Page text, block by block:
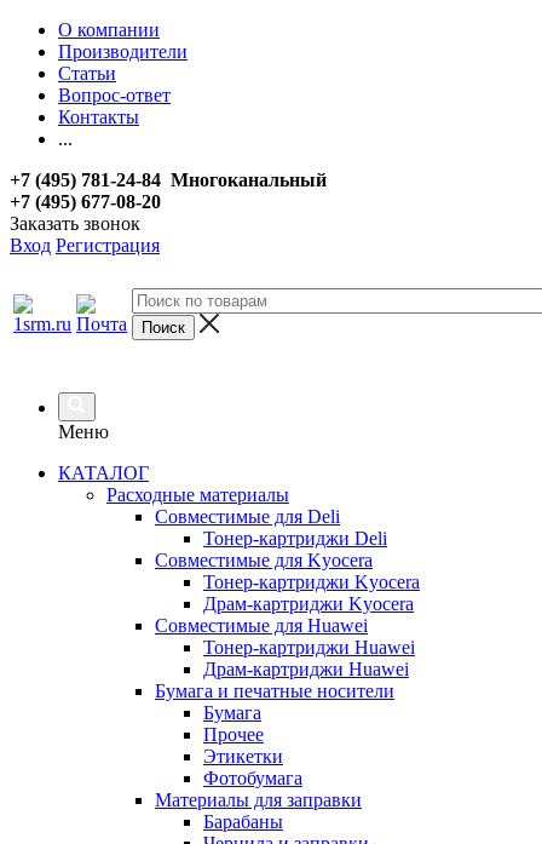
О компании
Производители
Статьи
Вопрос-ответ
Контакты
...
+7 (495) 781-24-84 Многоканальный
+7 (495) 677-08-20
Заказать звонок
Вход Регистрация
Меню
КАТАЛОГ
Расходные материалы
Совместимые для Deli
Тонер-картриджи Deli
Совместимые для Kyocera
Тонер-картриджи Kyocera
Драм-картриджи Kyocera
Совместимые для Huawei
Тонер-картриджи Huawei
Драм-картриджи Huawei
Бумага и печатные носители
Бумага
Прочее
Этикетки
Фотобумага
Материалы для заправки
Барабаны